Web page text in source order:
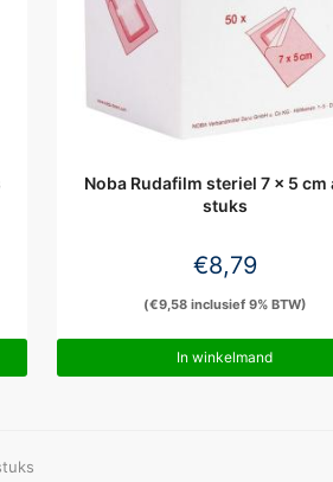
Noba Rudafilm steriel 7 x 5 cm
stuks
€8,79
(€9,58inclusief 9% BTW)
In winkelmand